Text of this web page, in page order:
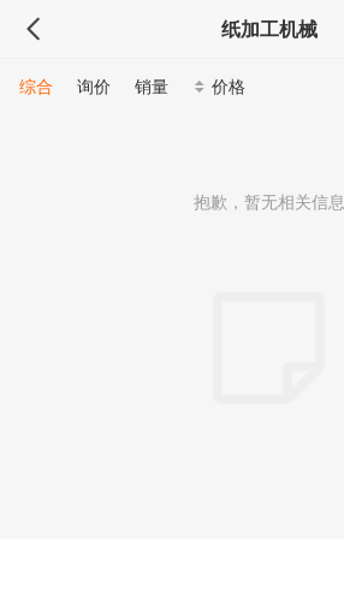
纸加工机械
综合 询价 销量 价格
抱歉，暂无相关信息